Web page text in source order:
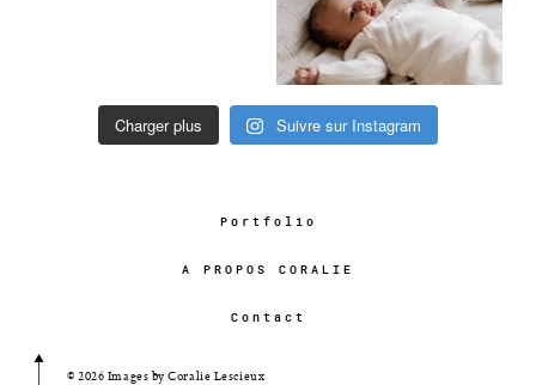
Charger plus Suivre sur Instagram
Portfolio
A PROPOS CORALIE
Contact
© 2026 Images by Coralie Lescieux